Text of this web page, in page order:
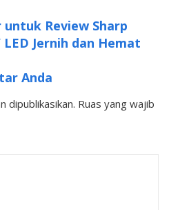
Review Sharp
LED Jernih dan Hemat
Anda
dipublikasikan. Ruas yang wajib